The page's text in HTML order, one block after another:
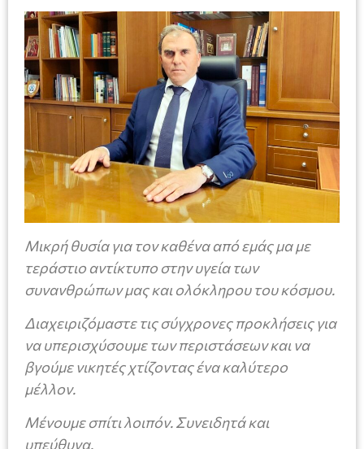
Μικρή θυσία για τον καθένα από εμάς μα με
τεράστιο αντίκτυπο στην υγεία των
συνανθρώπων μας και ολόκληρου του κόσμου.
Διαχειριζόμαστε τις σύγχρονες προκλήσεις για
να υπερισχύσουμε των περιστάσεων και να
βγούμε νικητές χτίζοντας ένα καλύτερο
μέλλον.
Μένουμε σπίτι λοιπόν. Συνειδητά και
υπεύθυνα.